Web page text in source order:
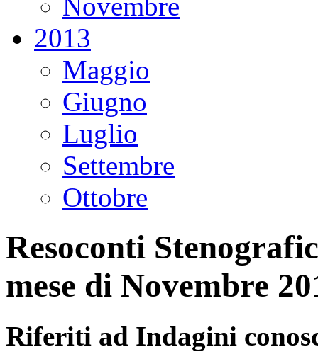
2013
Maggio
Giugno
Luglio
Settembre
Ottobre
Resoconti
mese di Novembre
Riferiti ad Indagini